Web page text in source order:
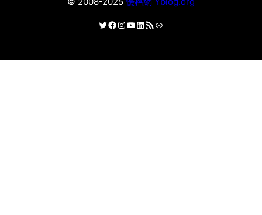
X Facebook
Instagram
YouTube
LinkedIn
RSS 資訊提供連結